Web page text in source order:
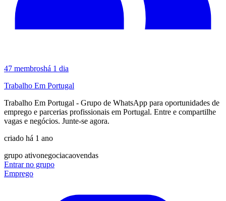
47 membroshá 1 dia
Trabalho Em Portugal
Trabalho Em Portugal - Grupo de WhatsApp para oportunidades de
emprego e parcerias profissionais em Portugal. Entre e compartilhe
vagas e negócios. Junte-se agora.
criado há 1 ano
grupo ativonegociacaovendas
Entrar no grupo
Emprego